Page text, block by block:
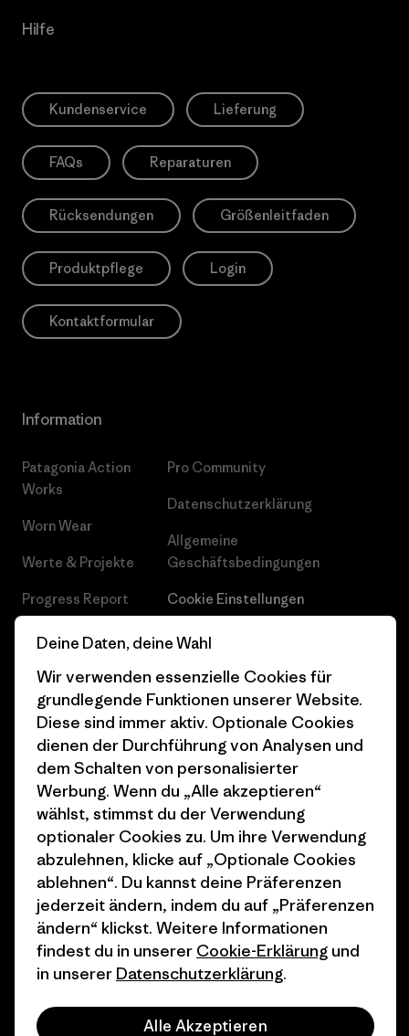
Hilfe
Kundenservice Lieferung
FAQs Reparaturen
Rücksendungen Größenleitfaden
Produktpflege Login
Kontaktformular
Information
Patagonia Action
Works
Worn Wear
Werte & Projekte
Progress Report
Business Unusual
Klimaziele
1% For The Planet
Wie wir finanzieren
Geschenkgutscheine
Stores in deiner
Nähe
Pro Community
Datenschutzerklärung
Allgemeine
Geschäftsbedingungen
Cookie Einstellungen
Karriere
Pressekontakt
Industry program
Affiliate-Programm
Patagonia Deutschland
Seitenverzeichnis
© 2026 Patagonia, Inc. All Rights Reserved.
Deine Daten, deine Wahl
Wir verwenden essenzielle Cookies für
grundlegende Funktionen unserer Website.
Diese sind immer aktiv. Optionale Cookies
dienen der Durchführung von Analysen und
dem Schalten von personalisierter
Werbung. Wenn du „Alle akzeptieren“
wählst, stimmst du der Verwendung
optionaler Cookies zu. Um ihre Verwendung
abzulehnen, klicke auf „Optionale Cookies
ablehnen“. Du kannst deine Präferenzen
jederzeit ändern, indem du auf „Präferenzen
ändern“ klickst. Weitere Informationen
findest du in unserer Cookie-Erklärung und
in unserer Datenschutzerklärung.
Alle Akzeptieren